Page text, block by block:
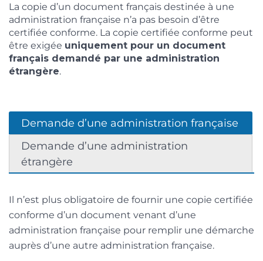
La copie d’un document français destinée à une
administration française n’a pas besoin d’être
certifiée conforme. La copie certifiée conforme peut
être exigée uniquement pour un document
français demandé par une administration
étrangère.
Demande d’une administration française
Demande d’une administration
étrangère
Il n’est plus obligatoire de fournir une copie certifiée
conforme d’un document venant d’une
administration française pour remplir une démarche
auprès d’une autre administration française.